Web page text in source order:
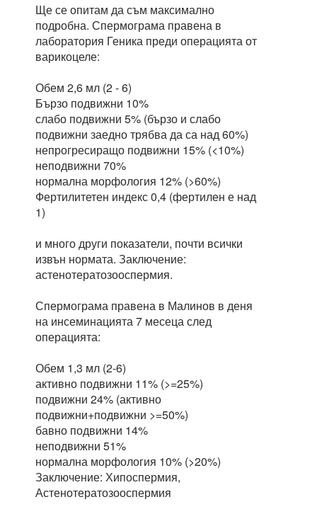
Ще се опитам да съм максимално
подробна. Спермограма правена в
лаборатория Геника преди операцията от
варикоцеле:
Обем 2,6 мл (2 - 6)
Бързо подвижни 10%
слабо подвижни 5% (бързо и слабо
подвижни заедно трябва да са над 60%)
непрогресиращо подвижни 15% (<10%)
неподвижни 70%
нормална морфология 12% (>60%)
Фертилитетен индекс 0,4 (фертилен е над
1)
и много други показатели, почти всички
извън нормата. Заключение:
астенотератозооспермия.
Спермограма правена в Малинов в деня
на инсеминацията 7 месеца след
операцията:
Обем 1,3 мл (2-6)
активно подвижни 11% (>=25%)
подвижни 24% (активно
подвижни+подвижни >=50%)
бавно подвижни 14%
неподвижни 51%
нормална морфология 10% (>20%)
Заключение: Хипоспермия,
Астенотератозооспермия